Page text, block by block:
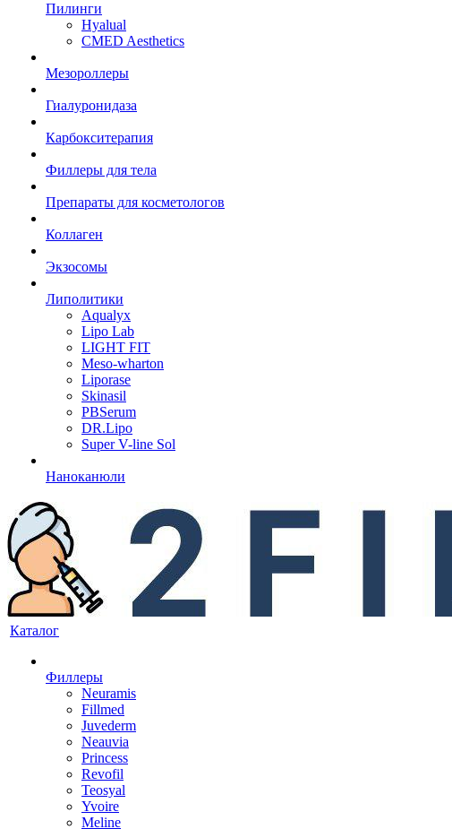
Пилинги
Hyalual
CMED Aesthetics
Мезороллеры
Гиалуронидаза
Карбокситерапия
Филлеры для тела
Препараты для косметологов
Коллаген
Экзосомы
Липолитики
Aqualyx
Lipo Lab
LIGHT FIT
Meso-wharton
Liporase
Skinasil
PBSerum
DR.Lipo
Super V-line Sol
Наноканюли
Каталог
Филлеры
Neuramis
Fillmed
Juvederm
Neauvia
Princess
Revofil
Teosyal
Yvoire
Meline